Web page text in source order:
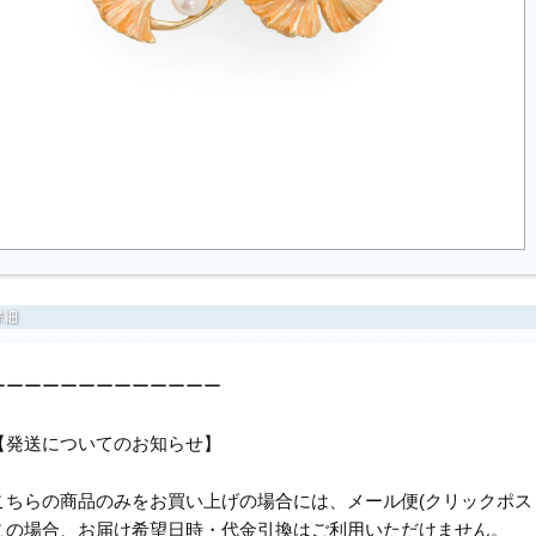
ーーーーーーーーーーーー
発送についてのお知らせ】
ちらの商品のみをお買い上げの場合には、メール便(クリックポ
の場合、お届け希望日時・代金引換はご利用いただけません。